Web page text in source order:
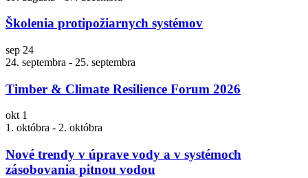
Školenia protipožiarnych systémov
sep 24
24. septembra - 25. septembra
Timber & Climate Resilience Forum 2026
okt 1
1. októbra - 2. októbra
Nové trendy v úprave vody a v systémoch
zásobovania pitnou vodou